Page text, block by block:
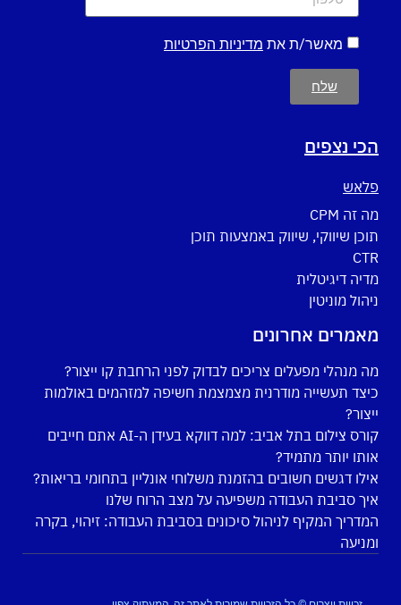
מאשר/ת את מדיניות הפרטיות
שלח
הכי נצפים
פלאש
מה זה CPM
תוכן שיווקי, שיווק באמצעות תוכן
CTR
מדיה דיגיטלית
ניהול מוניטין
מאמרים אחרונים
מה מנהלי מפעלים צריכים לבדוק לפני הרחבת קו ייצור?
כיצד תעשייה מודרנית מצמצמת חשיפה למזהמים באולמות
ייצור?
קורס צילום בתל אביב: למה דווקא בעידן ה-AI אתם חייבים
אותו יותר מתמיד?
אילו דגשים חשובים בהזמנת משלוחי אונליין בתחומי בריאות?
איך סביבת העבודה משפיעה על מצב הרוח שלנו
המדריך המקיף לניהול סיכונים בסביבת העבודה: זיהוי, בקרה
ומניעה